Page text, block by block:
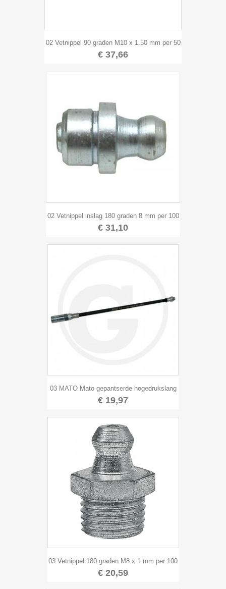
02 Vetnippel 90 graden M10 x 1.50 mm per 50
€ 37,66
02 Vetnippel inslag 180 graden 8 mm per 100
€ 31,10
03 MATO Mato gepantserde hogedrukslang
€ 19,97
03 Vetnippel 180 graden M8 x 1 mm per 100
€ 20,59